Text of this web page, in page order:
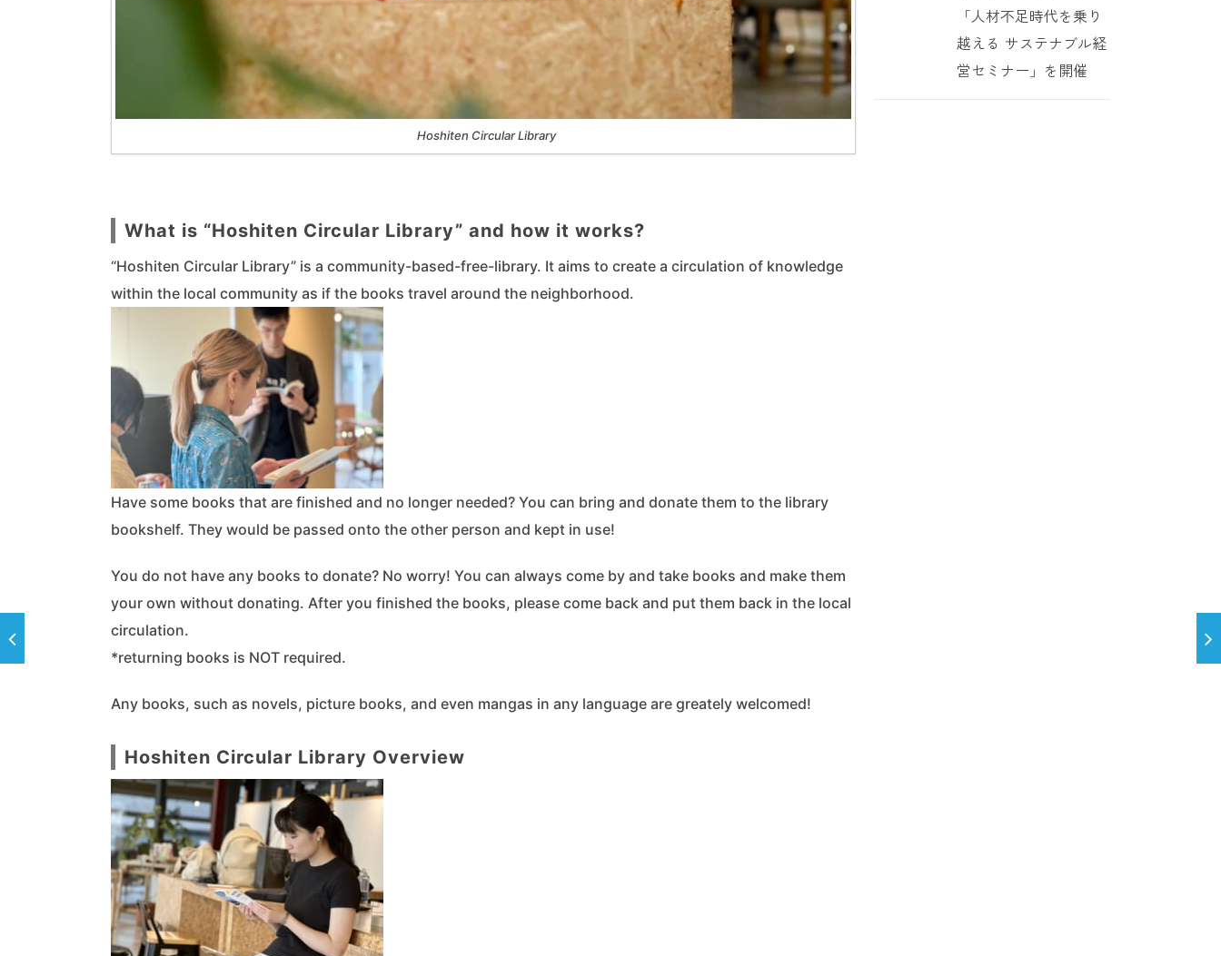
Hoshiten Circular Library
What is “Hoshiten Circular Library” and how it works?
“Hoshiten Circular Library” is a community-based-free-library. It aims to create a circulation of knowledge
within the local community as if the books travel around the neighborhood.
Have some books that are finished and no longer needed? You can bring and donate them to the library
bookshelf. They would be passed onto the other person and kept in use!
You do not have any books to donate? No worry! You can always come by and take books and make them
your own without donating. After you finished the books, please come back and put them back in the local
circulation.
*returning books is NOT required.
Any books, such as novels, picture books, and even mangas in any language are greately welcomed!
Hoshiten Circular Library Overview
「人材不足時代を乗り
越える サステナブル経
営セミナー」を開催